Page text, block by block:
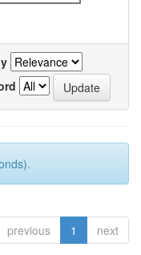
previous 1 next